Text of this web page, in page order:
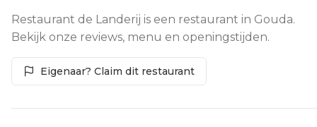
Restaurant de Landerij is een restaurant in Gouda.
Bekijk onze reviews, menu en openingstijden.
Eigenaar? Claim dit restaurant